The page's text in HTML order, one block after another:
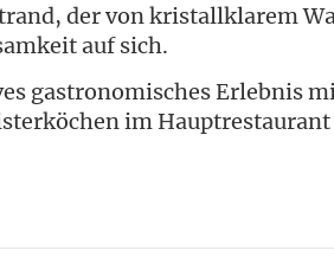
der von kristallklarem
auf sich.
gastronomisches Erlebnis
im